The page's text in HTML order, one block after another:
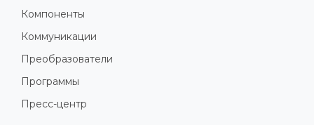
Компоненты
Коммуникации
Преобразователи
Программы
Пресс-центр